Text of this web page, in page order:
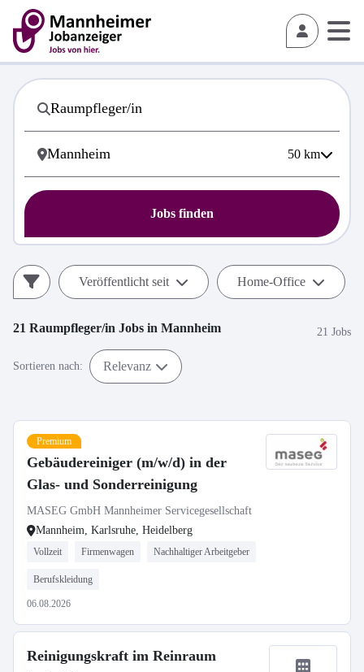
50 km
Jobs finden
Veröffentlicht seit Home-Office
21 Raumpfleger/in Jobs in Mannheim 21 Jobs
Sortieren nach: Relevanz
Premium
Gebäudereiniger (m/w/d) in der
Glas- und Sonderreinigung
MASEG GmbH Mannheimer Servicegesellschaft
Mannheim, Karlsruhe, Heidelberg
Vollzeit Firmenwagen Nachhaltiger Arbeitgeber
Berufskleidung
06.08.2026
Reinigungskraft im Reinraum